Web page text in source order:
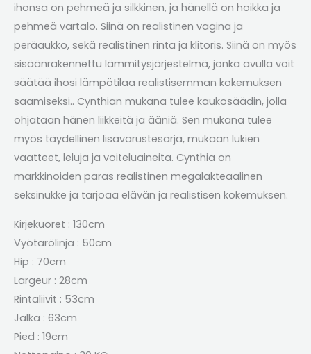
ihonsa on pehmeä ja silkkinen, ja hänellä on hoikka ja
pehmeä vartalo. Siinä on realistinen vagina ja
peräaukko, sekä realistinen rinta ja klitoris. Siinä on myös
sisäänrakennettu lämmitysjärjestelmä, jonka avulla voit
säätää ihosi lämpötilaa realistisemman kokemuksen
saamiseksi.. Cynthian mukana tulee kaukosäädin, jolla
ohjataan hänen liikkeitä ja ääniä. Sen mukana tulee
myös täydellinen lisävarustesarja, mukaan lukien
vaatteet, leluja ja voiteluaineita. Cynthia on
markkinoiden paras realistinen megalakteaalinen
seksinukke ja tarjoaa elävän ja realistisen kokemuksen.
Kirjekuoret : 130cm
Vyötärölinja : 50cm
Hip : 70cm
Largeur : 28cm
Rintaliivit : 53cm
Jalka : 63cm
Pied : 19cm